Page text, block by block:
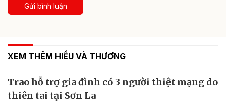
Gửi bình luận
XEM THÊM HIỂU VÀ THƯƠNG
Trao hỗ trợ gia đình có 3 người thiệt mạng do
thiên tai tại Sơn La